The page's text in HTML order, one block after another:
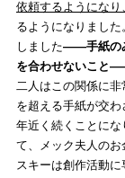
依頼するようにな
るようになりまし
しました――手紙の
を合わせないこと
二人はこの関係に
を超える手紙が交
年近く続くことに
て、メック夫人の
スキーは創作活動